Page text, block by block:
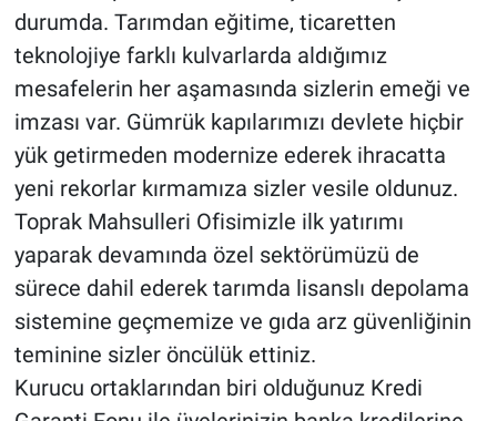
durumda. Tarımdan eğitime, ticaretten
teknolojiye farklı kulvarlarda aldığımız
mesafelerin her aşamasında sizlerin emeği ve
imzası var. Gümrük kapılarımızı devlete hiçbir
yük getirmeden modernize ederek ihracatta
yeni rekorlar kırmamıza sizler vesile oldunuz.
Toprak Mahsulleri Ofisimizle ilk yatırımı
yaparak devamında özel sektörümüzü de
sürece dahil ederek tarımda lisanslı depolama
sistemine geçmemize ve gıda arz güvenliğinin
teminine sizler öncülük ettiniz.
Kurucu ortaklarından biri olduğunuz Kredi